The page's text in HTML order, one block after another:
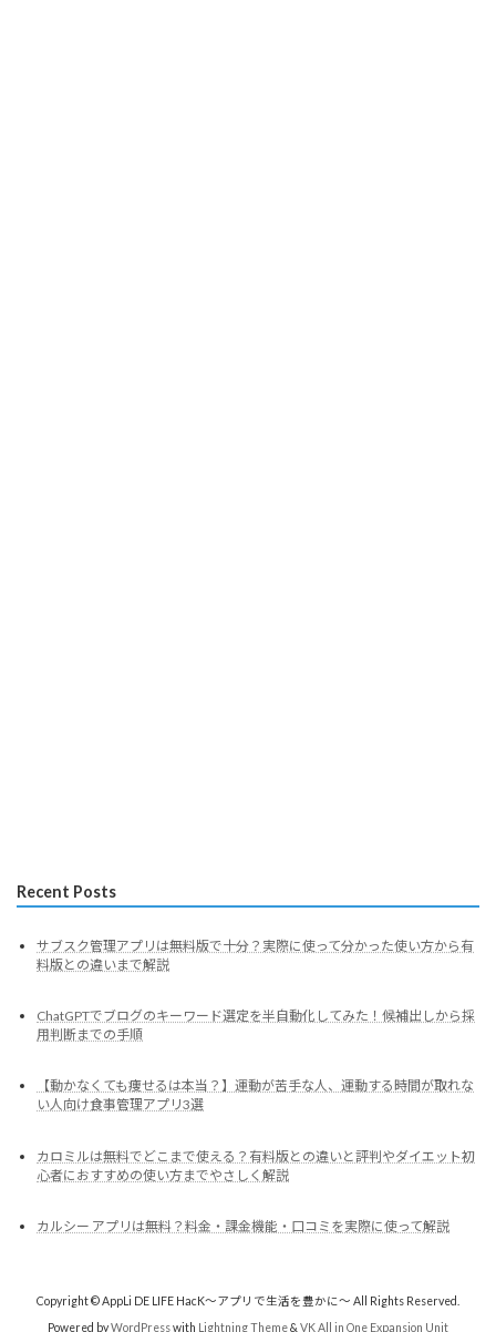
Recent Posts
サブスク管理アプリは無料版で十分？実際に使って分かった使い方から有
料版との違いまで解説
ChatGPTでブログのキーワード選定を半自動化してみた！候補出しから採
用判断までの手順
【動かなくても痩せるは本当？】運動が苦手な人、運動する時間が取れな
い人向け食事管理アプリ3選
カロミルは無料でどこまで使える？有料版との違いと評判やダイエット初
心者におすすめの使い方までやさしく解説
カルシー アプリは無料？料金・課金機能・口コミを実際に使って解説
Copyright © AppLi DE LIFE HacK～アプリで生活を豊かに～ All Rights Reserved.
Powered byWordPresswith Lightning Theme& VK All in One Expansion Unit